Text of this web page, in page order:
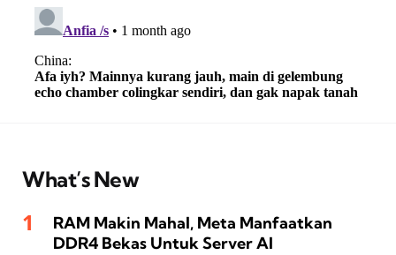
What’s New
RAM Makin Mahal, Meta Manfaatkan
DDR4 Bekas Untuk Server AI